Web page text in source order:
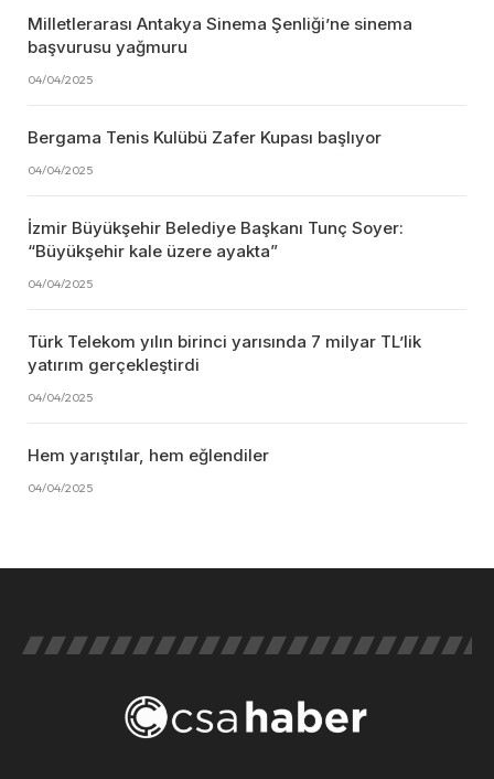
Milletlerarası Antakya Sinema Şenliği’ne sinema
başvurusu yağmuru
04/04/2025
Bergama Tenis Kulübü Zafer Kupası başlıyor
04/04/2025
İzmir Büyükşehir Belediye Başkanı Tunç Soyer:
“Büyükşehir kale üzere ayakta”
04/04/2025
Türk Telekom yılın birinci yarısında 7 milyar TL’lik
yatırım gerçekleştirdi
04/04/2025
Hem yarıştılar, hem eğlendiler
04/04/2025